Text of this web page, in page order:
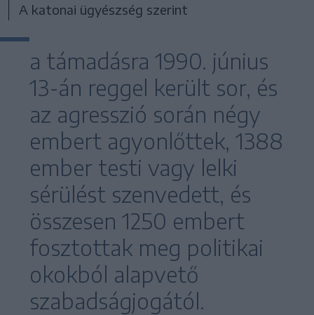
A katonai ügyészség szerint
a támadásra 1990. június
13-án reggel került sor, és
az agresszió során négy
embert agyonlőttek, 1388
ember testi vagy lelki
sérülést szenvedett, és
összesen 1250 embert
fosztottak meg politikai
okokból alapvető
szabadságjogától.